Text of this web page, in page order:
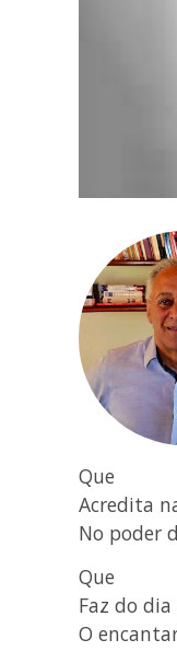
Que
Acredita
No poder
Que
Faz do
O